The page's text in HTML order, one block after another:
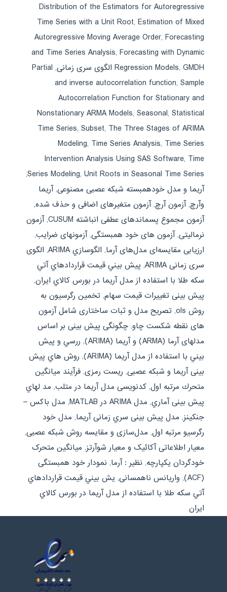
Distribution of the Estimators for Autoregressive
Time Series with a Unit Root,Estimation of Mixed
Autoregressive Moving Average Order,Forecasting
and Time Series Analysis,Forecasting with Dynamic
Regression Models,GMDH الگوی سری زمانی ,
Partial
and inverse autocorrelation function,Sample
Autocorrelation Function for Stationary and
Nonstationary ARMA Models,Seasonal,Statistical
Time Series,Subset, The Three Stages of ARIMA
Modeling, Time Series Analysis, Time Series
Intervention Analysis Using SAS Software, Time
Series Modeling,Unit Roots in Seasonal Time Series
,
آریما و مدل خودهمبسته شبکه عصبی مصنوعی,آریما
وآرچ,آزمون آرچ,آزمون متغیرهای اضافی و حذف شده,
آزمون مجموع پسماندهای عطفی انباشته CUSUM
,آزمون
نرمالیتی,آزمون های خود همبستگی,آزمونهای ضرایب,
ارزیابی مقایسه‌ای مدل‌های آرما, الگوسازي ARIMA , الگوی
سری زمانی ARIMA
, پيش بيني قيمت قراردادهاي آتي
سکه طلا با استفاده از مدل آريما در بورس کالاي ايران,
پیش بینی تغییرات قیمت سهام, تخمین رگرسیون به
روش ols
, تصریح مدل و ثبات ساختاری شامل آزمون
های نقطه شکست چاو, چگونگی پیش بینی بر اساس
مدلهای آرما (ARMA) و آریما (ARIMA)
, ررسي و پيش
بيني با استفاده از مدل آريما (ARIMA)
, روش هاي پیش
بینی آریما و شبکه عصبی, ریست رمزی, فرآیند میانگین
متحرك مرتبه اول, کدنویسی مدل آریما در متلب, مد لهاي
پیش بینی آماري, مدل ARIMA در MATLAB , مدل باکس –
جنکینز, مدل پیش بینی سري زمانی آریما, مدل خود
رگرسیو مرتبه اول, مدل‌سازی و مقایسه روش شبکه عصبی,
معیار اطلاعاتی آکائیک و معیار شوآرتز, میانگین متحرک
خودگردان یکپارچه, نظیر : آرما, نمودار خود همبستگی
(ACF)
, واریانس ناهمسانی, يش بيني قيمت قراردادهاي
آتي سکه طلا با استفاده از مدل آريما در بورس کالاي
ايران